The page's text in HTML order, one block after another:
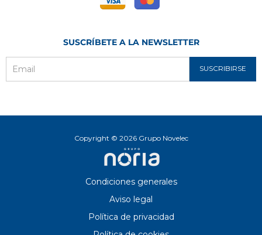
SUSCRÍBETE A LA NEWSLETTER
SUSCRIBIRSE
Copyright © 2026 Grupo Novelec
Condiciones generales
Aviso legal
Política de privacidad